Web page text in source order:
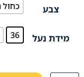
צבע כחול
מידת נעל 36